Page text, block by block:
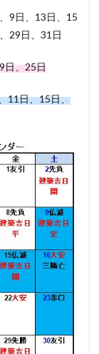
9日、13日、15
29日、31日
日、25日
11日、15日、